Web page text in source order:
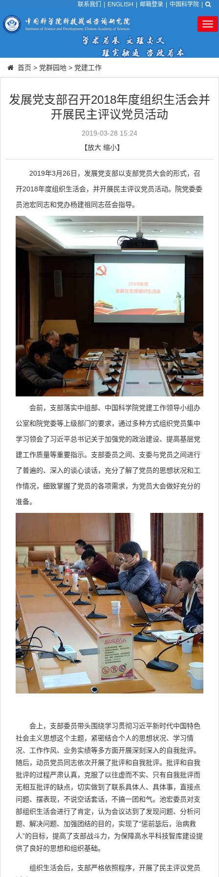
联系我们 ENGLISH 邮箱登录 中国科学院
首页 > 党群园地 > 党建工作
发展党支部召开2018年度组织生活会并
开展民主评议党员活动
2019-03-28 15:24
【放大 缩小】
2019年3月 26 日，发展党支部以支部党员大会的形式，召
开2018年度组织生活会，并开展民主评议党员活动。院党委委
员池宏同志和党办杨建祖同志莅会指导。
会前，支部落实中组部、中国科学院党建工作领导小组办
公室和院党委等上级部门的要求，通过多种方式组织党员集中
学习领会了习近平总书记关于加强党的政治建设、提高基层党
建工作质量等重要指示。支部委员之间、支委与党员之间进行
了普遍的、深入的谈心谈话，充分了解了党员的思想状况和工
作情况，细致掌握了党员的各项需求，为党员大会做好充分的
准备。
会上，支部委员带头围绕学习贯彻习近平新时代中国特色
社会主义思想这个主题，紧密结合个人的思想状况、学习情
况、工作作风、业务实绩等多方面开展深刻深入的自我批评。
随后，动员党员同志依次开展了批评和自我批评。批评和自我
批评的过程严肃认真，克服了以往虚而不实、只有自我批评而
无相互批评的缺点，切实做到了联系具体人、具体事，直接点
问题、摆表现，不说空话套话，不搞一团和气。池宏委员对支
部组织生活会进行了肯定，认为会议达到了发现问题、分析问
题、解决问题、加强团结的目的，实现了“惩前毖后，治病救
人”的目标，提高了支部战斗力，为保障高水平科技智库建设提
供了良好的思想和组织基础。
组织生活会后，支部严格依照程序，开展了民主评议党员